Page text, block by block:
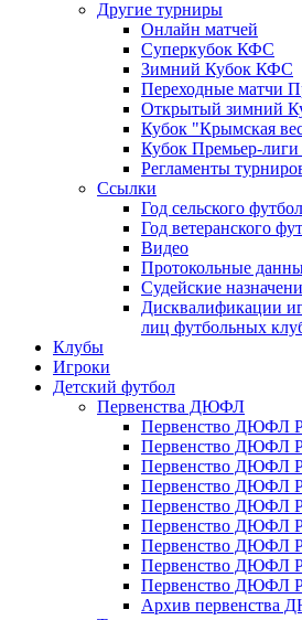
Другие турниры
Онлайн матчей
Суперкубок КФС
Зимний Кубок КФС
Переходные матчи
Открытый зимний
Кубок "Крымская
Кубок Премьер-
Регламенты
Ссылки
Год сельского
Год ветеранского
Видео
Протокольные
Судейские
Дисквалификации
лиц футбольных
Клубы
Игроки
Детский футбол
Первенства ДЮФЛ
Первенство ДЮФЛ
Первенство ДЮФЛ
Первенство ДЮФЛ
Первенство ДЮФЛ
Первенство ДЮФЛ
Первенство ДЮФЛ
Первенство ДЮФЛ
Первенство ДЮФЛ
Первенство ДЮФЛ
Архив первенства